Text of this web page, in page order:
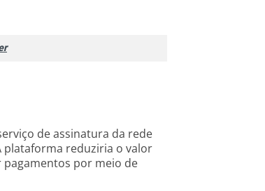
de assinatura da rede
plataforma reduziria o valor
pagamentos por meio de